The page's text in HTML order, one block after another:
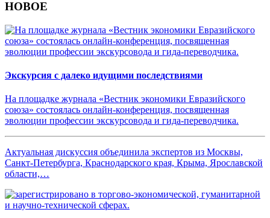
НОВОЕ
Экскурсия с далеко идущими последствиями
На площадке журнала «Вестник экономики Евразийского
союза» состоялась онлайн-конференция, посвященная
эволюции профессии экскурсовода и гида-переводчика.
Актуальная дискуссия объединила экспертов из Москвы,
Санкт-Петербурга, Краснодарского края, Крыма, Ярославской
области,…